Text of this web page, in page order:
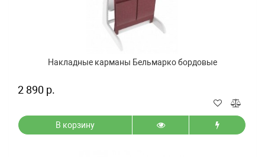
Накладные карманы Бельмарко бордовые
2 890 р.
В корзину